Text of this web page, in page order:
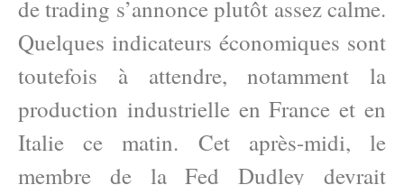
de trading s’annonce plutôt assez calme.
Quelques indicateurs économiques sont
toutefois à attendre, notamment la
production industrielle en France et en
Italie ce matin. Cet après-midi, le
membre de la Fed Dudley devrait